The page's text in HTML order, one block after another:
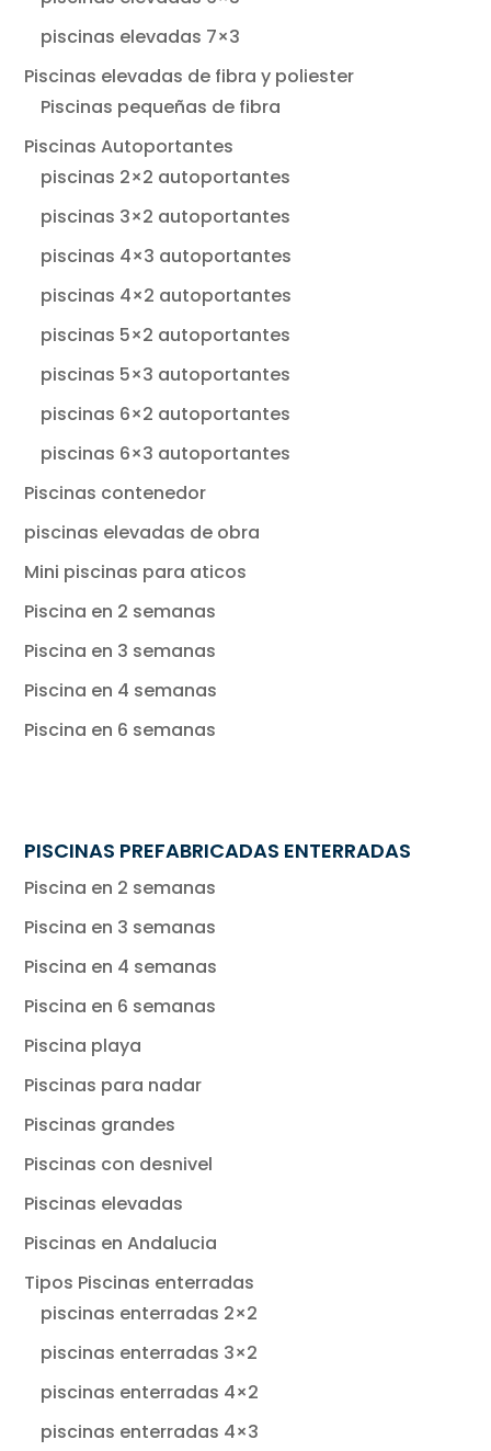
piscinas elevadas 7×3
Piscinas elevadas de fibra y poliester
Piscinas pequeñas de fibra
Piscinas Autoportantes
piscinas 2×2 autoportantes
piscinas 3×2 autoportantes
piscinas 4×3 autoportantes
piscinas 4×2 autoportantes
piscinas 5×2 autoportantes
piscinas 5×3 autoportantes
piscinas 6×2 autoportantes
piscinas 6×3 autoportantes
Piscinas contenedor
piscinas elevadas de obra
Mini piscinas para aticos
Piscina en 2 semanas
Piscina en 3 semanas
Piscina en 4 semanas
Piscina en 6 semanas
PISCINAS PREFABRICADAS ENTERRADAS
Piscina en 2 semanas
Piscina en 3 semanas
Piscina en 4 semanas
Piscina en 6 semanas
Piscina playa
Piscinas para nadar
Piscinas grandes
Piscinas con desnivel
Piscinas elevadas
Piscinas en Andalucia
Tipos Piscinas enterradas
piscinas enterradas 2×2
piscinas enterradas 3×2
piscinas enterradas 4×2
piscinas enterradas 4×3